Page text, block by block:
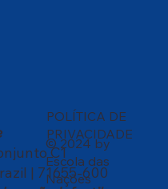
C1
| 71655-600
POLÍTICA DE
PRIVACIDADE
© 2024 by
Escola das
Nações